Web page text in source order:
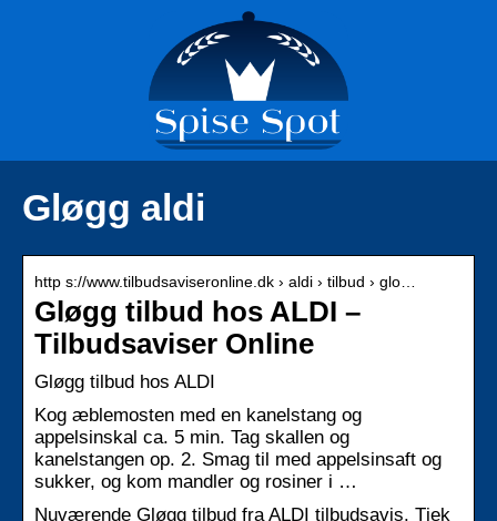
Gløgg aldi
http s://www.tilbudsaviseronline.dk › aldi › tilbud › glo…
Gløgg tilbud hos ALDI –
Tilbudsaviser Online
Gløgg tilbud hos ALDI
Kog æblemosten med en kanelstang og
appelsinskal ca. 5 min. Tag skallen og
kanelstangen op. 2. Smag til med appelsinsaft og
sukker, og kom mandler og rosiner i …
Nuværende Gløgg tilbud fra ALDI tilbudsavis. Tjek